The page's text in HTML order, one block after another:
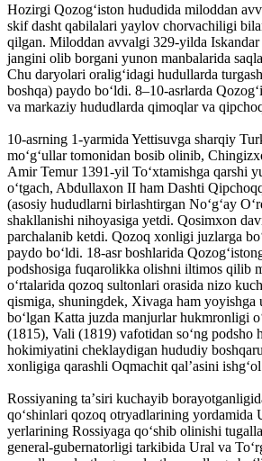
Hozirgi Qozogʻiston hududida miloddan
skif dasht qabilalari yaylov chorvachiligi
qilgan. Miloddan avvalgi 329-yilda Iskandar
jangini olib borgani yunon manbalarida
Chu daryolari oraligʻidagi hudullarda
boshqa) paydo boʻldi. 8–10-asrlarda
va markaziy hududlarda qimoqlar va
10-asrning 1-yarmida Yettisuvga sharqiy
moʻgʻullar tomonidan bosib olinib,
Amir Temur 1391-yil Toʻxtamishga qarshi
oʻtgach, Abdullaxon II ham Dashti
(asosiy hududlarni birlashtirgan Noʻgʻay
shakllanishi nihoyasiga yetdi. Qosimxon
parchalanib ketdi. Qozoq xonligi juzlarga
paydo boʻldi. 18-asr boshlarida
podshosiga fuqarolikka olishni iltimos qilib
oʻrtalarida qozoq sultonlari orasida nizo
qismiga, shuningdek, Xivaga ham
boʻlgan Katta juzda manjurlar hukmronligi
(1815), Vali (1819) vafotidan soʻng
hokimiyatini cheklaydigan hududiy
xonligiga qarashli Oqmachit qalʼasini
Rossiyaning taʼsiri kuchayib
qoʻshinlari qozoq otryadlarining yordamida
yerlarining Rossiyaga qoʻshib olinishi
general-gubernatorligi tarkibida Ural va